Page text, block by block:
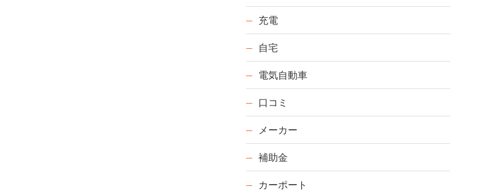
充電
自宅
電気自動車
口コミ
メーカー
補助金
カーポート